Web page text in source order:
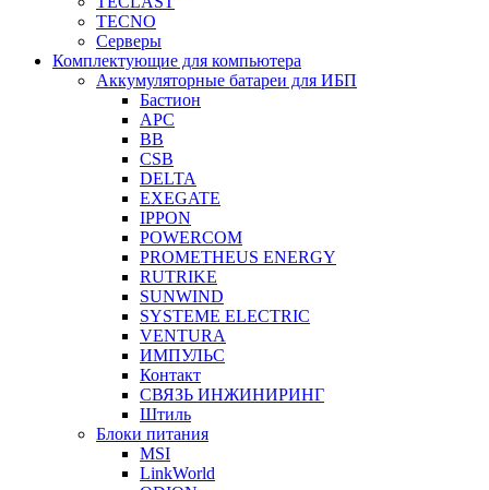
TECNO
Серверы
Комплектующие для компьютера
Аккумуляторные батареи для ИБП
Бастион
APC
BB
CSB
DELTA
EXEGATE
IPPON
POWERCOM
PROMETHEUS ENERGY
RUTRIKE
SUNWIND
SYSTEME ELECTRIC
VENTURA
ИМПУЛЬС
Контакт
СВЯЗЬ ИНЖИНИРИНГ
Штиль
Блоки питания
MSI
LinkWorld